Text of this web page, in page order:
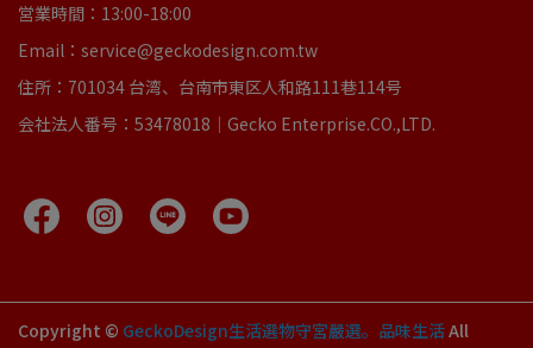
営業時間：13:00-18:00
Email：service@geckodesign.com.tw
住所：701034 台湾、台南市東区人和路111巷114号
会社法人番号：53478018｜Gecko Enterprise.CO.,LTD.
Copyright © GeckoDesign生活選物守宮嚴選。品味生活All